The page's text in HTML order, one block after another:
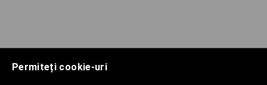
Permiteți cookie-uri